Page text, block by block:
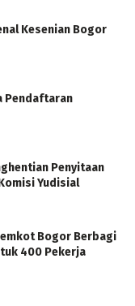
Kesenian Bogor
Pendaftaran
Penyitaan
Yudisial
Bogor Berbagi
400 Pekerja